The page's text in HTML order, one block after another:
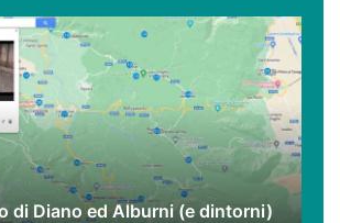
di Diano ed Alburni (e dintorni)